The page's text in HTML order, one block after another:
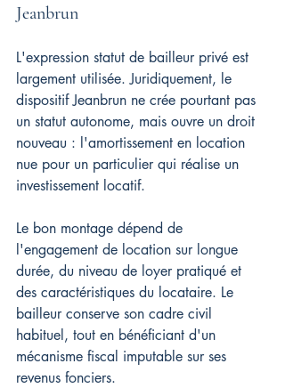
Jeanbrun
L'expression statut de bailleur privé est
largement utilisée. Juridiquement, le
dispositif Jeanbrun ne crée pourtant pas
un statut autonome, mais ouvre un droit
nouveau : l'amortissement en location
nue pour un particulier qui réalise un
investissement locatif.
Le bon montage dépend de
l'engagement de location sur longue
durée, du niveau de loyer pratiqué et
des caractéristiques du locataire. Le
bailleur conserve son cadre civil
habituel, tout en bénéficiant d'un
mécanisme fiscal imputable sur ses
revenus fonciers.